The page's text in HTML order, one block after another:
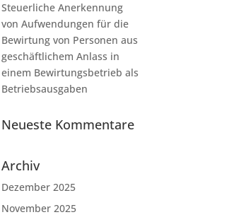
Steuerliche Anerkennung
von Aufwendungen für die
Bewirtung von Personen aus
geschäftlichem Anlass in
einem Bewirtungsbetrieb als
Betriebsausgaben
Neueste Kommentare
Archiv
Dezember 2025
November 2025